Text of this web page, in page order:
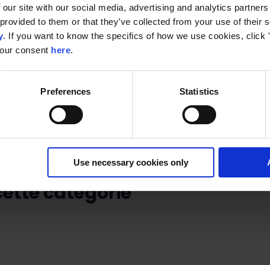
site with our social media, advertising and analytics
to them or that they’ve collected from your use of their
. If you want to know the specifics of how we use cookies, click
consent here.
Preferences Statistics
Use necessary cookies only
catégorie